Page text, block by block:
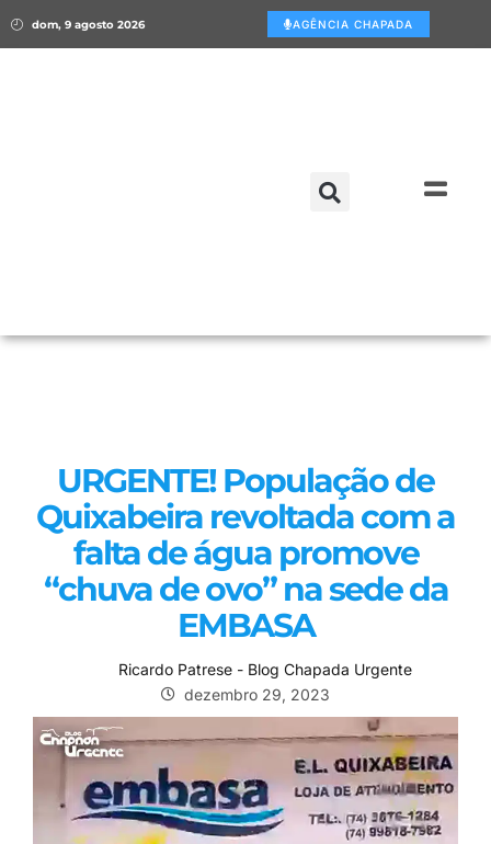
dom, 9 agosto 2026 AGÊNCIA CHAPADA
URGENTE! População de
Quixabeira revoltada com a
falta de água promove
“chuva de ovo” na sede da
EMBASA
Ricardo Patrese - Blog Chapada Urgente
dezembro 29, 2023